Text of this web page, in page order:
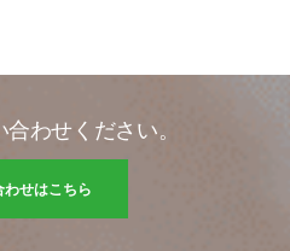
わせください。
わせはこちら